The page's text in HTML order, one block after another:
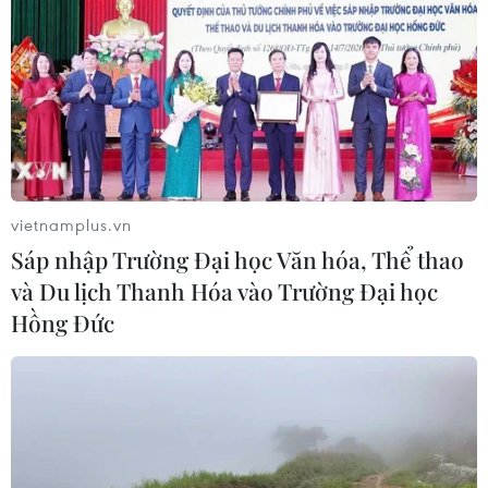
Minimalism và quy tắc phần ba - Bí quyết
Theo tỷ lệ 1/3, khi “ngầm” phân định ranh giới nửa trên
vietnamplus.vn
Sáp nhập Trường Đại học Văn hóa, Thể thao
và Du lịch Thanh Hóa vào Trường Đại học
Hồng Đức